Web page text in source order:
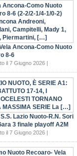
Ancona-Como Nuoto
8-6
il 7 Giugno 2026 |
Lazio Nuoto-R.N. Sori
3 finale playoff A2M
il 7 Giugno 2026 |